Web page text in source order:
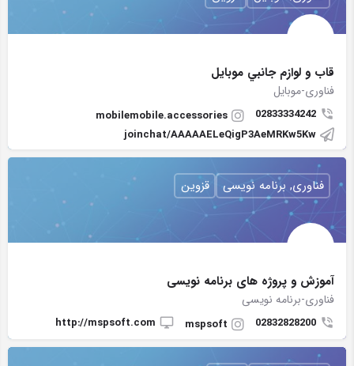
قاب و لوازم جانبي موبايل
فناوری-موبایل
02833334242
mobilemobile.accessories
joinchat/AAAAAELeQigP3AeMRKw5Kw
آموزش و پروژه های برنامه نویسی
فناوری-برنامه نویسی
02832828200
mspsoft
http://mspsoft.com
فناوری, برنامه نویسی قزوین